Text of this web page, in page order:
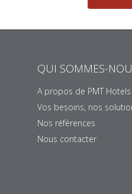
QUI SOMMES-
A propos de PMT Hotels
Vos besoins, nos
Nos références
Nous contacter